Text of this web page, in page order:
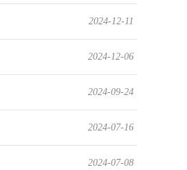
2024-12-11
2024-12-06
2024-09-24
2024-07-16
2024-07-08